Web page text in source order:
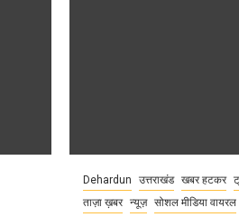
Dehardun उत्तराखंड खबर हटकर
ताज़ा ख़बर न्यूज़ सोशल मीडिया वायरल